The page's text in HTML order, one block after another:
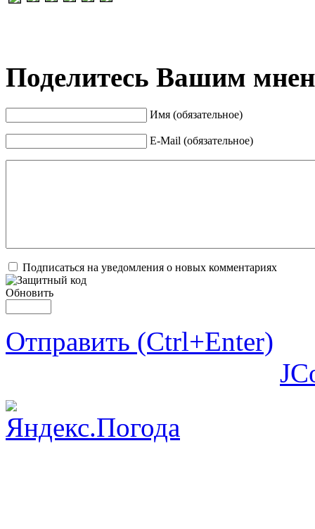
Поделитесь Вашим
Имя (обязательное)
E-Mail (обязательное)
Подписаться на уведомления о новых комментариях
Обновить
Отправить (Ctrl+Enter)